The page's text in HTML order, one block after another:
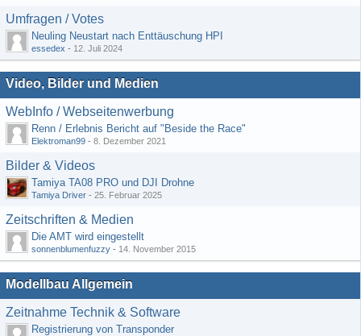
Umfragen / Votes
Neuling Neustart nach Enttäuschung HPI
essedex - 12. Juli 2024
Video, Bilder und Medien
WebInfo / Webseitenwerbung
Renn / Erlebnis Bericht auf "Beside the Race"
Elektroman99 - 8. Dezember 2021
Bilder & Videos
Tamiya TA08 PRO und DJI Drohne
Tamiya Driver - 25. Februar 2025
Zeitschriften & Medien
Die AMT wird eingestellt
sonnenblumenfuzzy - 14. November 2015
Modellbau Allgemein
Zeitnahme Technik & Software
Registrierung von Transponder